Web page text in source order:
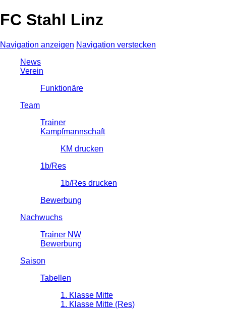
FC Stahl Linz
Navigation anzeigen Navigation verstecken
News
Verein
Funktionäre
Team
Trainer
Kampfmannschaft
KM drucken
1b/Res
1b/Res drucken
Bewerbung
Nachwuchs
Trainer NW
Bewerbung
Saison
Tabellen
1. Klasse Mitte
1. Klasse Mitte (Res)